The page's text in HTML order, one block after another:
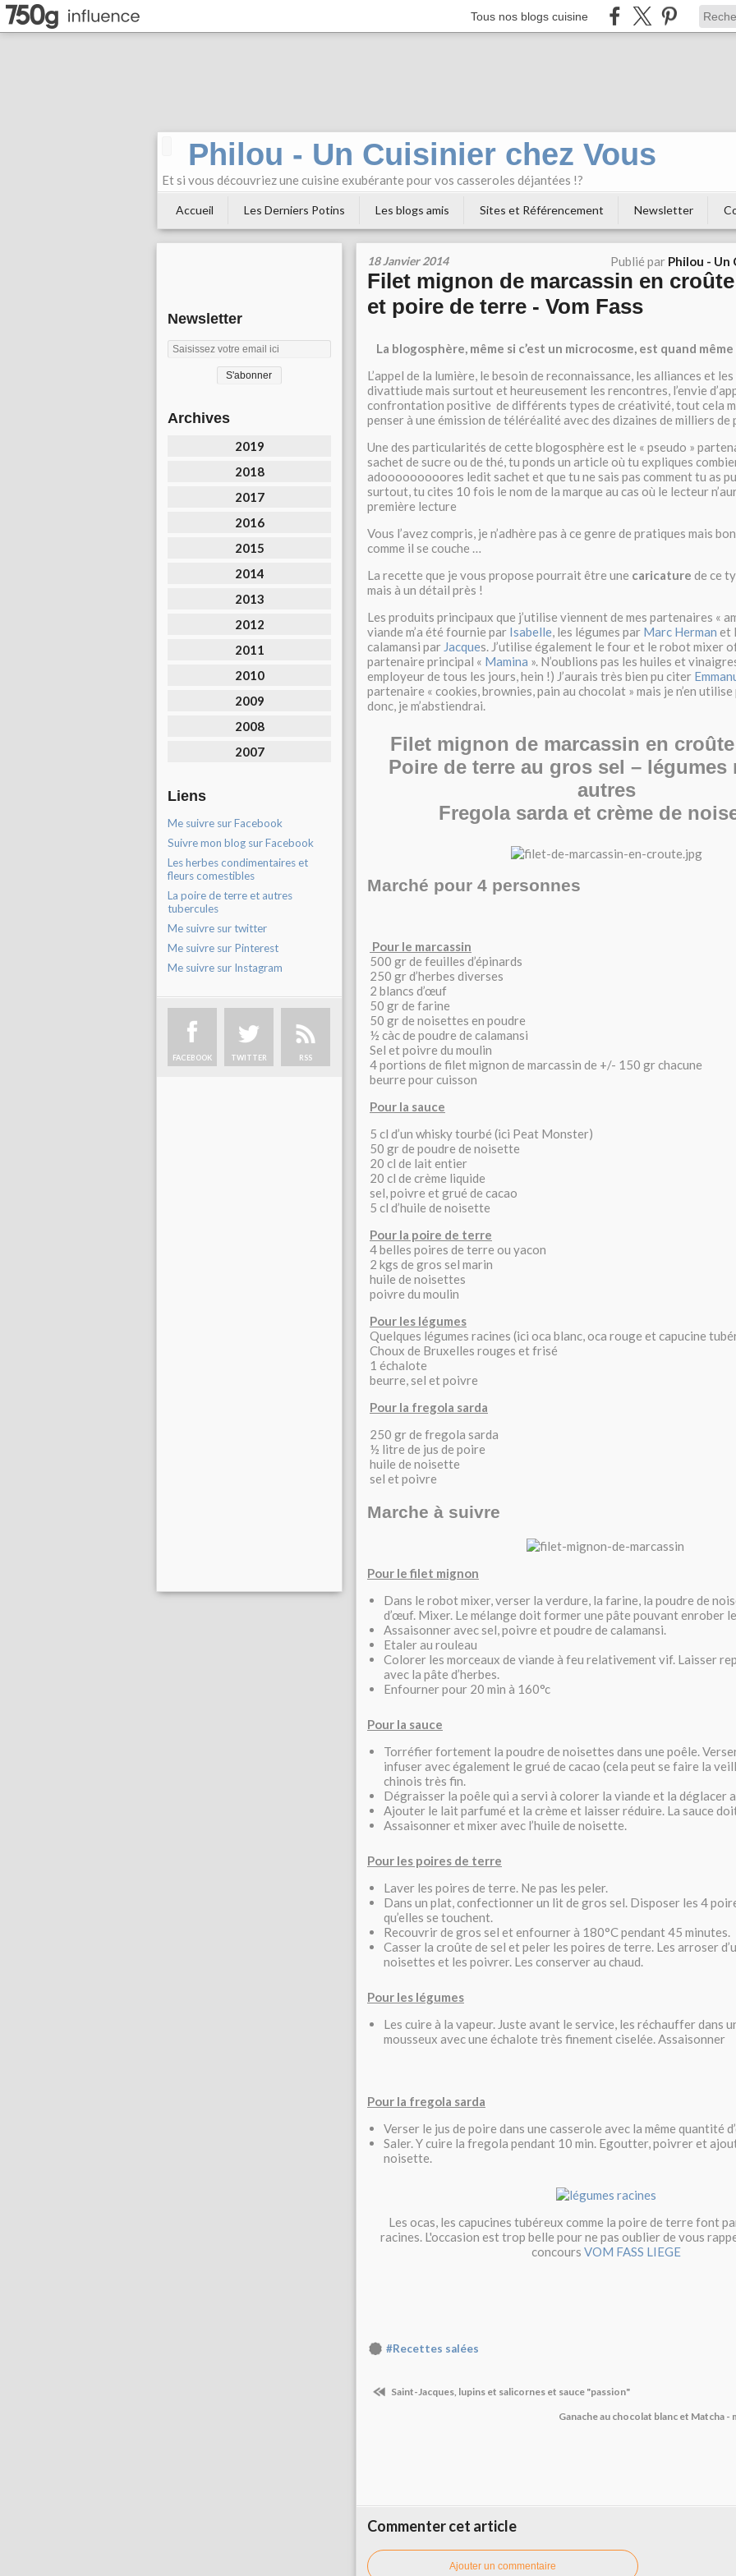
Tous nos blogs cuisine
Philou - Un Cuisinier chez Vous
Et si vous découvriez une cuisine exubérante pour vos casseroles déjantées !?
Accueil Les Derniers Potins Les blogs amis Sites et Référencement Newsletter
Newsletter
Archives
2019
2018
2017
2016
2015
2014
2013
2012
2011
2010
2009
2008
2007
Liens
Me suivre sur Facebook
Suivre mon blog sur Facebook
Les herbes condimentaires et
fleurs comestibles
La poire de terre et autres
tubercules
Me suivre sur twitter
Me suivre sur Pinterest
Me suivre sur Instagram
FACEBOOK TWITTER RSS
18 Janvier 2014 Publié par Philou - Un
Filet mignon de marcassin en
et poire de terre - Vom Fass
La blogosphère, même si c’est un microcosme, est quand
L’appel de la lumière, le besoin de reconnaissance, les alliances et
divattiude mais surtout et heureusement les rencontres, l’envie
confrontation positive de différents types de créativité, tout cela
penser à une émission de téléréalité avec des dizaines de milliers
Une des particularités de cette blogosphère est le « pseudo »
sachet de sucre ou de thé, tu ponds un article où tu expliques
adooooooooores ledit sachet et que tu ne sais pas comment tu as
surtout, tu cites 10 fois le nom de la marque au cas où le lecteur
première lecture
Vous l’avez compris, je n’adhère pas à ce genre de pratiques mais
comme il se couche …
La recette que je vous propose pourrait être une caricature de ce
mais à un détail près !
Les produits principaux que j’utilise viennent de mes partenaires «
viande m’a été fournie par Isabelle, les légumes par Marc Herman et
calamansi par Jacques. J’utilise également le four et le robot mixer
partenaire principal « Mamina ». N’oublions pas les huiles et
employeur de tous les jours, hein !) J’aurais très bien pu citer
partenaire « cookies, brownies, pain au chocolat » mais je n’en
donc, je m’abstiendrai.
Filet mignon de marcassin en croûte
Poire de terre au gros sel – légumes
autres
Fregola sarda et crème de
Marché pour 4 personnes
Pour le marcassin
500 gr de feuilles d’épinards
250 gr d’herbes diverses
2 blancs d’œuf
50 gr de farine
50 gr de noisettes en poudre
½ càc de poudre de calamansi
Sel et poivre du moulin
4 portions de filet mignon de marcassin de +/- 150 gr chacune
beurre pour cuisson
Pour la sauce
5 cl d’un whisky tourbé (ici Peat Monster)
50 gr de poudre de noisette
20 cl de lait entier
20 cl de crème liquide
sel, poivre et grué de cacao
5 cl d’huile de noisette
Pour la poire de terre
4 belles poires de terre ou yacon
2 kgs de gros sel marin
huile de noisettes
poivre du moulin
Pour les légumes
Quelques légumes racines (ici oca blanc, oca rouge et capucine
Choux de Bruxelles rouges et frisé
1 échalote
beurre, sel et poivre
Pour la fregola sarda
250 gr de fregola sarda
½ litre de jus de poire
huile de noisette
sel et poivre
Marche à suivre
Pour le filet mignon
Dans le robot mixer, verser la verdure, la farine, la poudre de
d’œuf. Mixer. Le mélange doit former une pâte pouvant enrober
Assaisonner avec sel, poivre et poudre de calamansi.
Etaler au rouleau
Colorer les morceaux de viande à feu relativement vif. Laisser
avec la pâte d’herbes.
Enfourner pour 20 min à 160°c
Pour la sauce
Torréfier fortement la poudre de noisettes dans une poêle.
infuser avec également le grué de cacao (cela peut se faire la
chinois très fin.
Dégraisser la poêle qui a servi à colorer la viande et la déglacer
Ajouter le lait parfumé et la crème et laisser réduire. La sauce
Assaisonner et mixer avec l’huile de noisette.
Pour les poires de terre
Laver les poires de terre. Ne pas les peler.
Dans un plat, confectionner un lit de gros sel. Disposer les 4
qu’elles se touchent.
Recouvrir de gros sel et enfourner à 180°C pendant 45 minutes.
Casser la croûte de sel et peler les poires de terre. Les arroser
noisettes et les poivrer. Les conserver au chaud.
Pour les légumes
Les cuire à la vapeur. Juste avant le service, les réchauffer dans
mousseux avec une échalote très finement ciselée. Assaisonner
Pour la fregola sarda
Verser le jus de poire dans une casserole avec la même quantité
Saler. Y cuire la fregola pendant 10 min. Egoutter, poivrer et
noisette.
Les ocas, les capucines tubéreux comme la poire de terre font
racines. L'occasion est trop belle pour ne pas oublier de vous
concours VOM FASS LIEGE
#Recettes salées
Saint-Jacques, lupins et salicornes et sauce "passion"
Ganache au chocolat blanc et Matcha
Commenter cet article
Ajouter un commentaire